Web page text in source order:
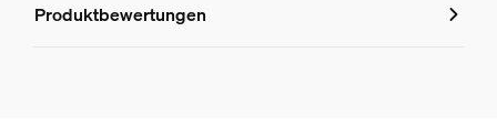
8720169263055
Produktbewertungen